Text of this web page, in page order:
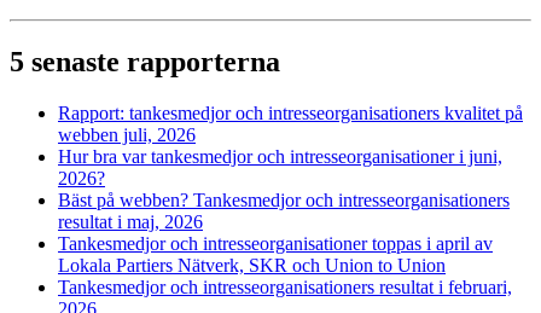
5 senaste rapporterna
Rapport: tankesmedjor och intresse­organisationers kvalitet på
webben juli, 2026
Hur bra var tankesmedjor och intresse­organisationer i juni,
2026?
Bäst på webben? Tankesmedjor och intresse­organisationers
resultat i maj, 2026
Tankesmedjor och intresse­organisationer toppas i april av
Lokala Partiers Nätverk, SKR och Union to Union
Tankesmedjor och intresse­organisationers resultat i februari,
2026